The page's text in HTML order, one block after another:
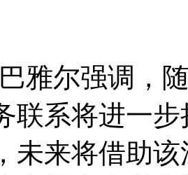
雅尔强调，
联系将进一
未来将借助